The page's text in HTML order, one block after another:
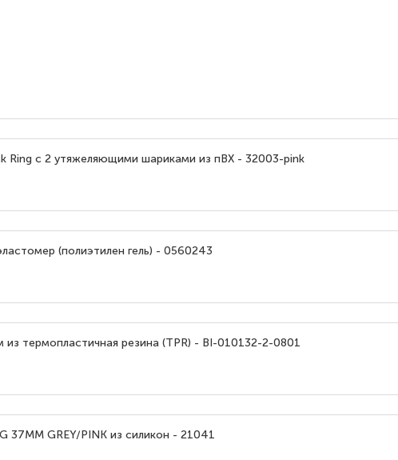
Ring с 2 утяжеляющими шариками из пВХ - 32003-pink
(полиэтилен гель) - 0560243
термопластичная резина (TPR) - BI-010132-2-0801
37MM GREY/PINK из силикон - 21041